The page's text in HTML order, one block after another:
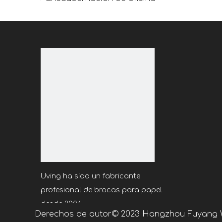
Uving ha sido un fabricante
profesional de brocas para papel
desde 2006.
Derechos de autor© 2023 Hangzhou Fuyang